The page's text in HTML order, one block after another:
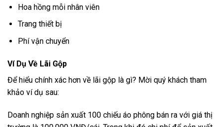
Hoa hồng mỗi nhân viên
Trang thiết bị
Phí vận chuyển
Ví Dụ Về Lãi Gộp
Để hiểu chính xác hơn về lãi gộp là gì? Mời quý khách tham
khảo ví dụ sau:
Doanh nghiệp sản xuất 100 chiếu áo phông bán ra với giá thị